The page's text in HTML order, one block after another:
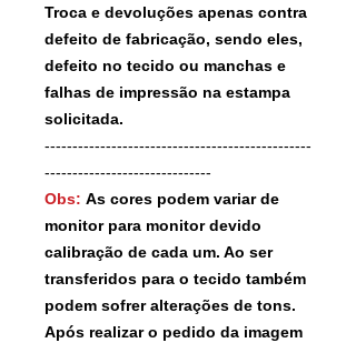
Troca e devoluções apenas contra
defeito de fabricação, sendo eles,
defeito no tecido ou manchas e
falhas de impressão na estampa
solicitada.
------------------------------------------------
------------------------------
Obs: As cores podem variar de
monitor para monitor devido
calibração de cada um. Ao ser
transferidos para o tecido também
podem sofrer alterações de tons.
Após realizar o pedido da imagem